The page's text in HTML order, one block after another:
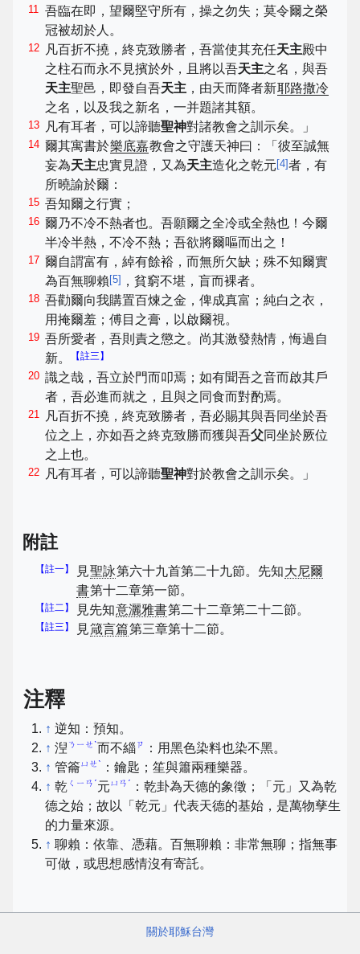
11 吾臨在即，望爾堅守所有，操之勿失；莫令爾之榮
冠被刼於人。
12 凡百折不撓，終克致勝者，吾當使其充任天主殿中
之柱石而永不見擯於外，且將以吾天主之名，與吾
天主聖邑，即發自吾天主 ，由天而降者新耶路撒冷
之名，以及我之新名，一并題諸其額。
13 凡有耳者，可以諦聽聖神對諸教會之訓示矣。」
14 爾其寓書於樂底嘉教會之守護天神曰：「彼至誠無
妄為天主忠實見證，又為天主造化之乾元 [4]者，有
所曉諭於爾：
15 吾知爾之行實；
16 爾乃不冷不熱者也。吾願爾之全冷或全熱也！今爾
半冷半熱，不冷不熱；吾欲將爾嘔而出之！
17 爾自謂富有，綽有餘裕，而無所欠缺；殊不知爾實
為百無聊賴 [5] ，貧窮不堪，盲而裸者。
18 吾勸爾向我購置百煉之金，俾成真富；純白之衣，
用掩爾羞；傅目之膏，以啟爾視。
19 吾所愛者，吾則責之懲之。尚其激發熱情，悔過自
新。
【註三】
20 識之哉，吾立於門而叩焉；如有聞吾之音而啟其戶
者，吾必進而就之，且與之同食而對酌焉。
21 凡百折不撓，終克致勝者，吾必賜其與吾同坐於吾
位之上，亦如吾之終克致勝而獲與吾父同坐於厥位
之上也。
22 凡有耳者，可以諦聽聖神對於教會之訓示矣。」
附註
【註一】 見聖詠第六十九首第二十九節。先知大尼爾
書第十二章第一節。
【註二】 見先知意灑雅書第二十二章第二十二節。
【註三】 見箴言篇第三章第十二節。
注釋
↑ 逆知：預知。
↑ 湼 ㄋㄧㄝˋ而不緇ㄗ
：用黑色染料也染不黑。
↑ 管籥 ㄩㄝˋ
：鑰匙；笙與簫兩種樂器。
↑ 乾 ㄑㄧㄢˊ元 ㄩㄢˊ
：乾卦為天德的象徵；「元」又為乾
德之始；故以「乾元」代表天德的基始，是萬物孳生
的力量來源。
↑ 聊賴：依靠、憑藉。百無聊賴：非常無聊；指無事
可做，或思想感情沒有寄託。
關於耶穌台灣